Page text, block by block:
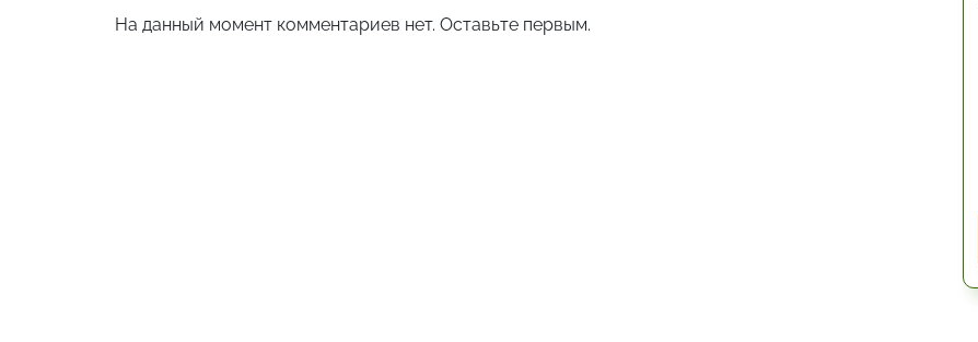
На данный момент комментариев нет. Оставьте первым.